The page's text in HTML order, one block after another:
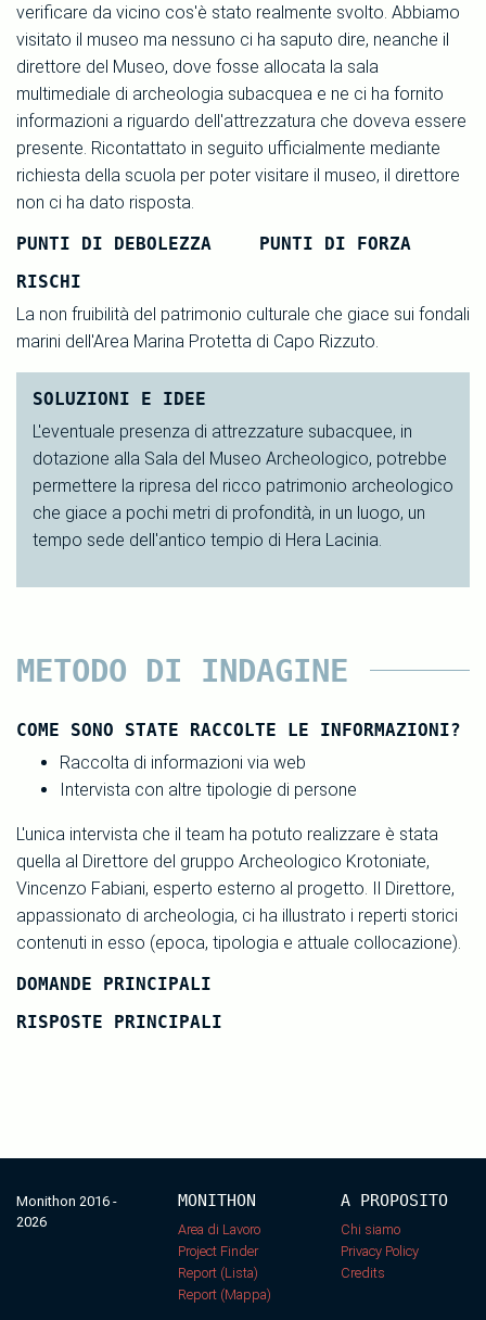
verificare da vicino cos'è stato realmente svolto. Abbiamo
visitato il museo ma nessuno ci ha saputo dire, neanche il
direttore del Museo, dove fosse allocata la sala
multimediale di archeologia subacquea e ne ci ha fornito
informazioni a riguardo dell'attrezzatura che doveva essere
presente. Ricontattato in seguito ufficialmente mediante
richiesta della scuola per poter visitare il museo, il direttore
non ci ha dato risposta.
PUNTI DI DEBOLEZZA
PUNTI DI FORZA
RISCHI
La non fruibilità del patrimonio culturale che giace sui fondali
marini dell'Area Marina Protetta di Capo Rizzuto.
SOLUZIONI E IDEE
L'eventuale presenza di attrezzature subacquee, in
dotazione alla Sala del Museo Archeologico, potrebbe
permettere la ripresa del ricco patrimonio archeologico
che giace a pochi metri di profondità, in un luogo, un
tempo sede dell'antico tempio di Hera Lacinia.
METODO DI INDAGINE
COME SONO STATE RACCOLTE LE INFORMAZIONI?
Raccolta di informazioni via web
Intervista con altre tipologie di persone
L'unica intervista che il team ha potuto realizzare è stata
quella al Direttore del gruppo Archeologico Krotoniate,
Vincenzo Fabiani, esperto esterno al progetto. Il Direttore,
appassionato di archeologia, ci ha illustrato i reperti storici
contenuti in esso (epoca, tipologia e attuale collocazione).
DOMANDE PRINCIPALI
RISPOSTE PRINCIPALI
Monithon 2016 -
2026
MONITHON
Area di Lavoro
Project Finder
Report (Lista)
Report (Mappa)
A PROPOSITO
Chi siamo
Privacy Policy
Credits